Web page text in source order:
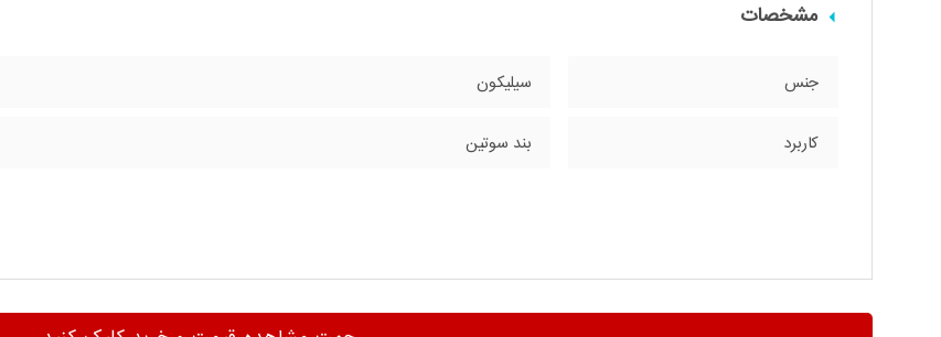
مشخصات
جنس سیلیکون
کاربرد بند سوتین